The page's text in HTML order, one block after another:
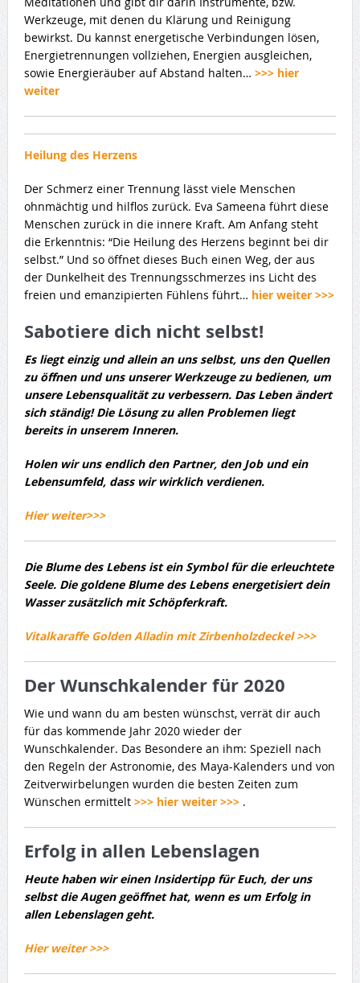
Werkzeuge, mit denen du Klärung und Reinigung
bewirkst. Du kannst energetische Verbindungen lösen,
Energietrennungen vollziehen, Energien ausgleichen,
sowie Energieräuber auf Abstand halten… >>> hier
weiter
Heilung des Herzens
Der Schmerz einer Trennung lässt viele Menschen
ohnmächtig und hilflos zurück. Eva Sameena führt diese
Menschen zurück in die innere Kraft. Am Anfang steht
die Erkenntnis: “Die Heilung des Herzens beginnt bei dir
selbst.” Und so öffnet dieses Buch einen Weg, der aus
der Dunkelheit des Trennungsschmerzes ins Licht des
freien und emanzipierten Fühlens führt… hier weiter >>>
Sabotiere dich nicht selbst!
Es liegt einzig und allein an uns selbst, uns den Quellen
zu öffnen und uns unserer Werkzeuge zu bedienen, um
unsere Lebensqualität zu verbessern. Das Leben ändert
sich ständig! Die Lösung zu allen Problemen liegt
bereits in unserem Inneren.
Holen wir uns endlich den Partner, den Job und ein
Lebensumfeld, dass wir wirklich verdienen.
Hier weiter>>>
Die Blume des Lebens ist ein Symbol für die erleuchtete
Seele. Die goldene Blume des Lebens energetisiert dein
Wasser zusätzlich mit Schöpferkraft.
Vitalkaraffe Golden Alladin mit Zirbenholzdeckel >>>
Der Wunschkalender für 2020
Wie und wann du am besten wünschst, verrät dir auch
für das kommende Jahr 2020 wieder der
Wunschkalender. Das Besondere an ihm: Speziell nach
den Regeln der Astronomie, des Maya-Kalenders und von
Zeitverwirbelungen wurden die besten Zeiten zum
Wünschen ermittelt >>> hier weiter >>> .
Erfolg in allen Lebenslagen
Heute haben wir einen Insidertipp für Euch, der uns
selbst die Augen geöffnet hat, wenn es um Erfolg in
allen Lebenslagen geht.
Hier weiter >>>